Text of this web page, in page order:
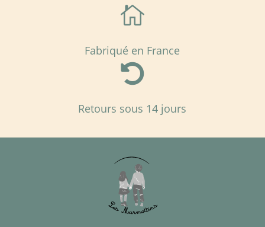

Fabriqué en France

Retours sous 14 jours